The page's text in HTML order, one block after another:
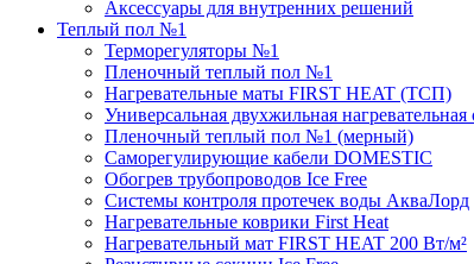
Аксессуары для внутренних решений
Теплый пол №1
Терморегуляторы №1
Пленочный теплый пол №1
Нагревательные маты FIRST HEAT (ТСП)
Универсальная двухжильная
Пленочный теплый пол №1 (мерный)
Саморегулирующие кабели DOMESTIC
Обогрев трубопроводов Ice Free
Системы контроля протечек воды АкваЛорд
Нагревательные коврики First Heat
Нагревательный мат FIRST HEAT 200 Вт/м²